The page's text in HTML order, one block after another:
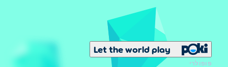
Let the world play
פופולרי